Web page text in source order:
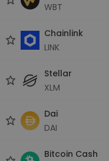
WBT
Chainlink
LINK
Stellar
XLM
Dai
DAI
Bitcoin Cash